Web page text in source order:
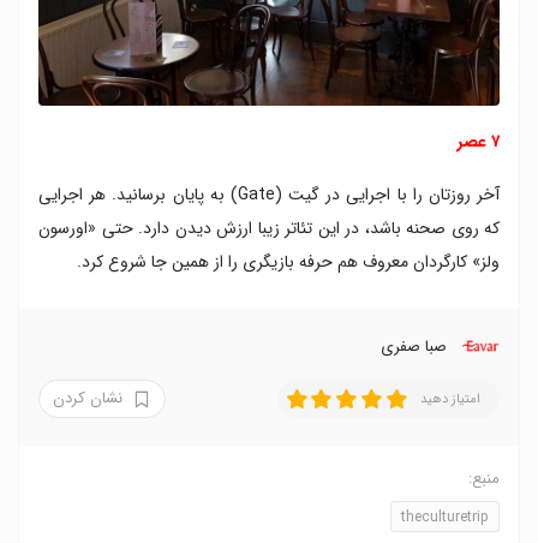
۷ عصر
آخر روزتان‌ را با اجرایی در گیت (Gate) به پایان برسانید. هر اجرایی
که روی صحنه باشد، در این تئاتر زیبا ارزش دیدن دارد. حتی «اورسون
ولز» کارگردان معروف هم حرفه بازیگری را از همین جا شروع کرد.
صبا صفری
امتیاز دهید نشان کردن
منبع:
theculturetrip